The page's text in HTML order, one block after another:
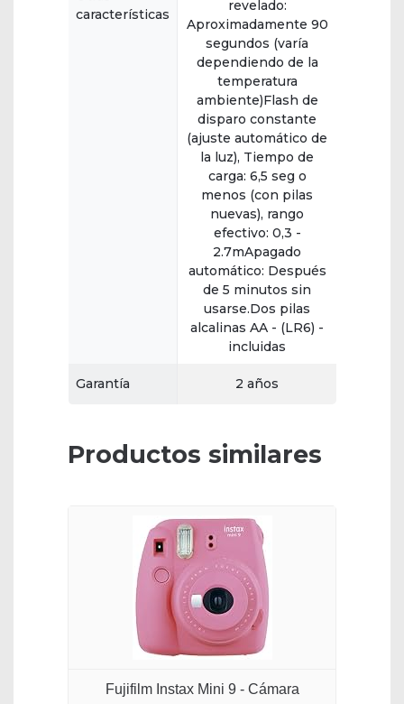
características
revelado:
Aproximadamente 90
segundos (varía
dependiendo de la
temperatura
ambiente)Flash de
disparo constante
(ajuste automático de
la luz), Tiempo de
carga: 6,5 seg o
menos (con pilas
nuevas), rango
efectivo: 0,3 -
2.7mApagado
automático: Después
de 5 minutos sin
usarse.Dos pilas
alcalinas AA - (LR6) -
incluidas
Garantía 2 años
Productos similares
Fujifilm Instax Mini 9 - Cámara